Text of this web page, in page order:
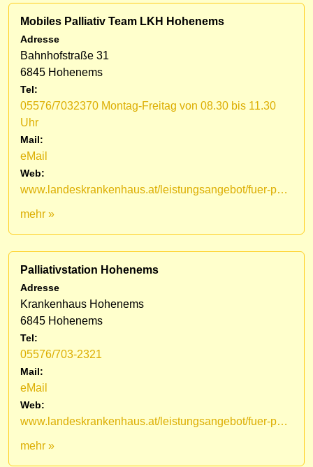
Mobiles Palliativ Team LKH Hohenems
Adresse
Bahnhofstraße 31
6845 Hohenems
Tel:
05576/7032370 Montag-Freitag von 08.30 bis 11.30
Uhr
Mail:
eMail
Web:
www.landeskrankenhaus.at/leistungsangebot/fuer-patienten/medizinische-fachbereiche/lkh-hohenems/palliativstation/mobiles-palliativteam-vorarlberg
mehr »
Palliativstation Hohenems
Adresse
Krankenhaus Hohenems
6845 Hohenems
Tel:
05576/703-2321
Mail:
eMail
Web:
www.landeskrankenhaus.at/leistungsangebot/fuer-patienten/medizinische-fachbereiche/lkh-hohenems/palliativstation
mehr »